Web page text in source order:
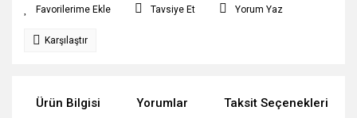
Tavsiye Et Yorum Yaz
Karşılaştır
Ürün Bilgisi Yorumlar Taksit Seçenekleri